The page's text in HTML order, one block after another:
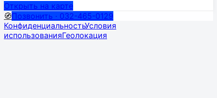
Открыть на карте
🧭Позвонить · 032-465-0129
КонфиденциальностьУсловия
использованияГеолокация